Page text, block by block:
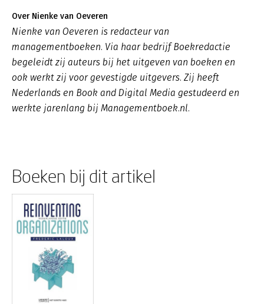
Over Nienke van Oeveren
Nienke van Oeveren is redacteur van
managementboeken. Via haar bedrijf Boekredactie
begeleidt zij auteurs bij het uitgeven van boeken en
ook werkt zij voor gevestigde uitgevers. Zij heeft
Nederlands en Book and Digital Media gestudeerd en
werkte jarenlang bij Managementboek.nl.
Boeken bij dit artikel